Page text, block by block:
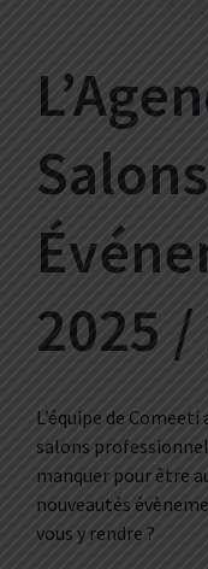
Salons
2025
L’équipe de
salons
manquer pour être
nouveautés
vous y rendre ?